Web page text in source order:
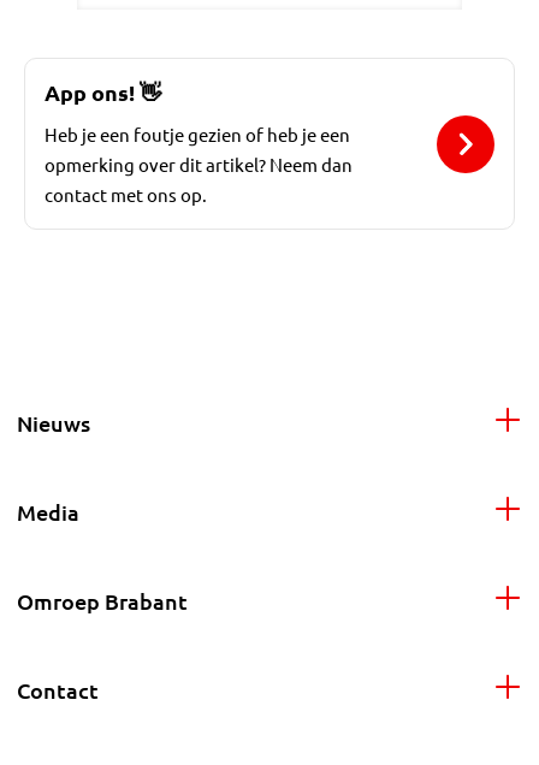
App ons!👋
Heb je een foutje gezien of heb je een
opmerking over dit artikel? Neem dan
contact met ons op.
Nieuws
Media
Omroep Brabant
Contact